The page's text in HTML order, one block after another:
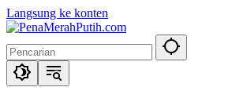
Langsung ke konten